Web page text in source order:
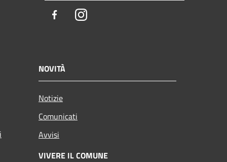
FacebookInstagram
NOVITÀ
Notizie
Comunicati
Avvisi
VIVERE IL COMUNE